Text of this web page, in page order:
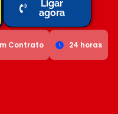
Ligar
agora
Contrato 24 horas